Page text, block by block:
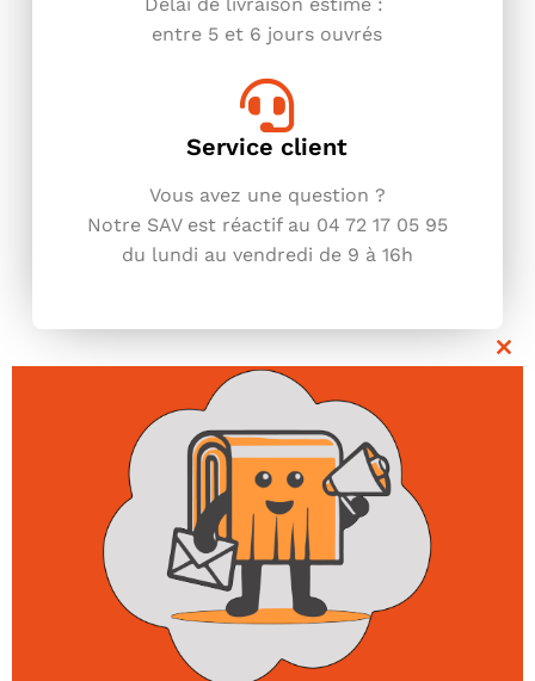
entre 5 et 6 jours ouvrés
Service client
Vous avez une question ?
Notre SAV est réactif au 04 72 17 0595
du lundi au vendredi de 9 à 16h
Ils nous font
confiance !